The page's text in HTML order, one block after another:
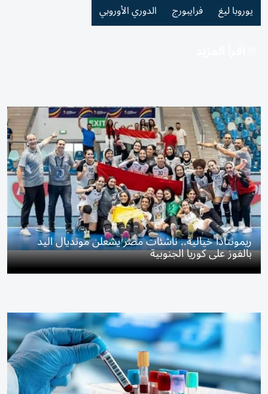
يوروبا ليغ فرايبورج الدوري الأوروبي
ريمونتادا خيالية.. ناشئات مصر يشعلن مونديال اليد
بالفوز على كوريا الجنوبية